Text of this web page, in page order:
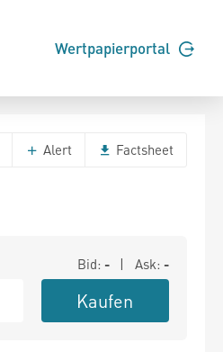
Wertpapierportal
Alert Factsheet
Bid: - | Ask: -
Kaufen